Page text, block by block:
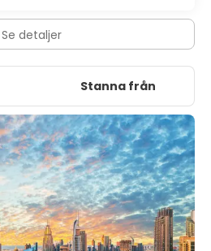
Se detaljer
Stanna från